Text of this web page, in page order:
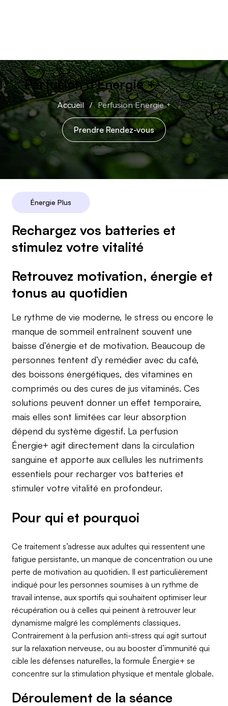
Énergie Plus
Rechargez vos batteries et
stimulez votre vitalité
Retrouvez motivation, énergie et
tonus au quotidien
Le rythme de vie moderne, le stress ou encore le
manque de sommeil entraînent souvent une
baisse d’énergie et de motivation. Beaucoup de
personnes tentent d’y remédier avec du café,
des boissons énergétiques, des vitamines en
comprimés ou des cures de jus vitaminés. Ces
solutions peuvent donner un effet temporaire,
mais elles sont limitées car leur absorption
dépend du système digestif. La perfusion
Énergie+ agit directement dans la circulation
sanguine et apporte aux cellules les nutriments
essentiels pour recharger vos batteries et
stimuler votre vitalité en profondeur.
Pour qui et pourquoi
Ce traitement s’adresse aux adultes qui ressentent une
fatigue persistante, un manque de concentration ou une
perte de motivation au quotidien. Il est particulièrement
indiqué pour les personnes soumises à un rythme de
travail intense, aux sportifs qui souhaitent optimiser leur
récupération ou à celles qui peinent à retrouver leur
dynamisme malgré les compléments classiques.
Contrairement à la perfusion anti-stress qui agit surtout
sur la relaxation nerveuse, ou au booster d’immunité qui
cible les défenses naturelles, la formule Énergie+ se
concentre sur la stimulation physique et mentale globale.
Déroulement de la séance
Perfusion d'Énergie +
Accueil / Perfusion Energie +
Prendre Rendez-vous